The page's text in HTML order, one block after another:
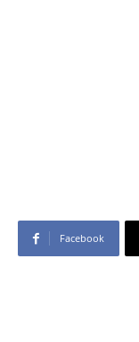
Facebook